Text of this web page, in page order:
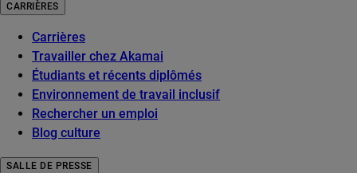
CARRIÈRES
Carrières
Travailler chez Akamai
Étudiants et récents diplômés
Environnement de travail inclusif
Rechercher un emploi
Blog culture
SALLE DE PRESSE